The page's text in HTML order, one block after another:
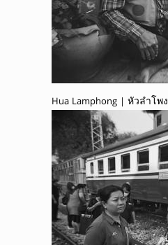
Hua Lamphong | หัวลำโพง